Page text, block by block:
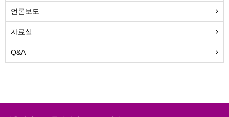
언론보도
자료실
Q&A